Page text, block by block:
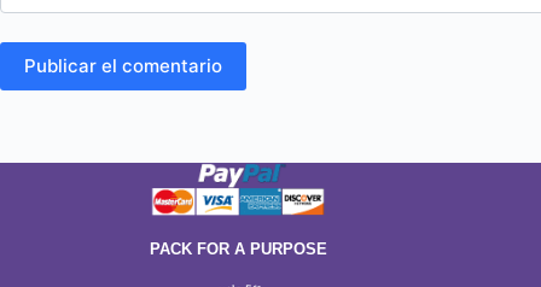
Publicar el comentario
PACK FOR A PURPOSE